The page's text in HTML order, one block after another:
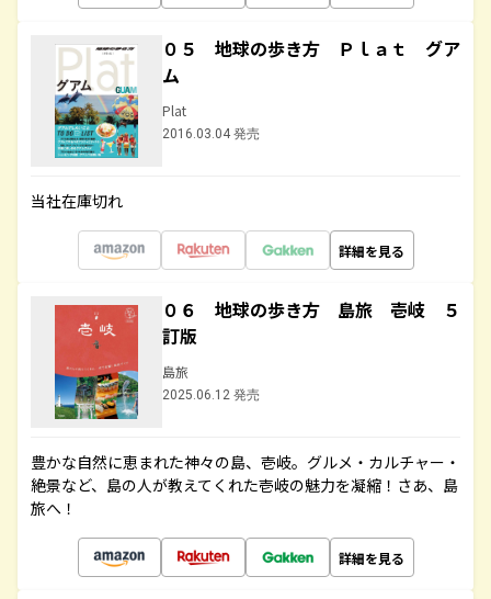
０５ 地球の歩き方 Ｐｌａｔ グア
ム
Plat
2016.03.04 発売
当社在庫切れ
詳細を見る
０６ 地球の歩き方 島旅 壱岐 ５
訂版
島旅
2025.06.12 発売
豊かな自然に恵まれた神々の島、壱岐。グルメ・カルチャー・
絶景など、島の人が教えてくれた壱岐の魅力を凝縮！さあ、島
旅へ！
詳細を見る